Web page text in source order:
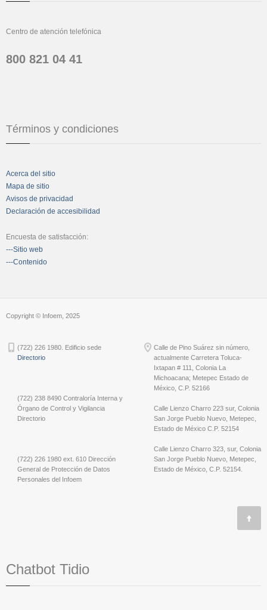
Centro de atención telefónica
800 821 04 41
Términos y condiciones
Acerca del sitio
Mapa de sitio
Avisos de privacidad
Declaración de accesibilidad
Encuesta de satisfacción:
---Sitio web
---Contenido
Copyright © Infoem, 2025
(722) 226 1980. Edificio sede
Directorio
(722) 238 8490 Contraloría Interna y
Órgano de Control y Vigilancia
Directorio
(722) 226 1980 ext. 610 Dirección
General de Protección de Datos
Personales del Infoem
Calle de Pino Suárez sin número,
actualmente Carretera Toluca-
Ixtapan # 111, Colonia La
Michoacana; Metepec Estado de
México, C.P. 52166
Calle Lienzo Charro 223 sur, Colonia
San Jorge Pueblo Nuevo, Metepec,
Estado de México C.P. 52154
Calle Lienzo Charro 323, sur, Colonia
San Jorge Pueblo Nuevo, Metepec,
Estado de México, C.P. 52154.
Chatbot Tidio